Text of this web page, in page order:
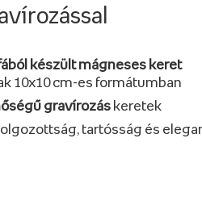
készült mágneses keret
10x10 cm-es formátumban
gravírozás keretek
tartósság és